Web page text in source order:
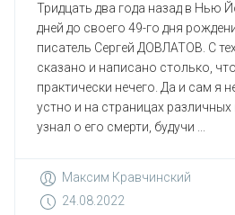
Тридцать два года назад в Нью
дней до своего 49-го дня
писатель Сергей ДОВЛАТОВ. С
сказано и написано столько,
практически нечего. Да и сам я
устно и на страницах
узнал о его смерти, будучи ...
Максим Кравчинский
24.08.2022